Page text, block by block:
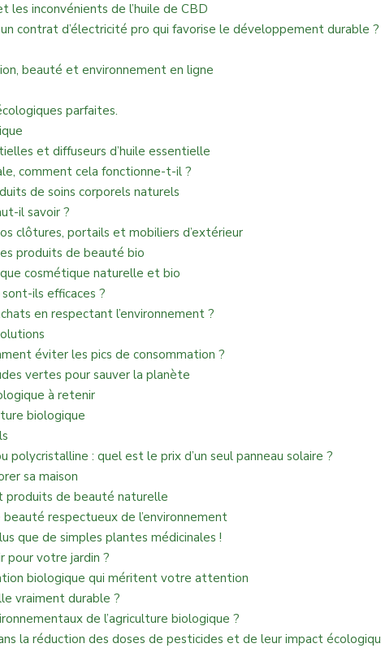
les inconvénients de l’huile de CBD
contrat d’électricité pro qui favorise le développement durable ?
beauté et environnement en ligne
parfaites.
et diffuseurs d’huile essentielle
comment cela fonctionne-t-il ?
de soins corporels naturels
il savoir ?
clôtures, portails et mobiliers d’extérieur
produits de beauté bio
cosmétique naturelle et bio
ils efficaces ?
en respectant l’environnement ?
éviter les pics de consommation ?
vertes pour sauver la planète
à retenir
biologique
polycristalline : quel est le prix d’un seul panneau solaire ?
sa maison
produits de beauté naturelle
respectueux de l’environnement
que de simples plantes médicinales !
pour votre jardin ?
biologique qui méritent votre attention
vraiment durable ?
de l’agriculture biologique ?
la réduction des doses de pesticides et de leur impact